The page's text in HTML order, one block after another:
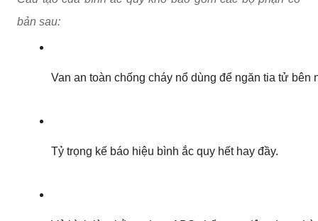
bản sau:
Van an toàn chống cháy nổ dùng để ngăn tia tử
Tỷ trọng kế báo hiệu bình ắc quy hết hay đầy.